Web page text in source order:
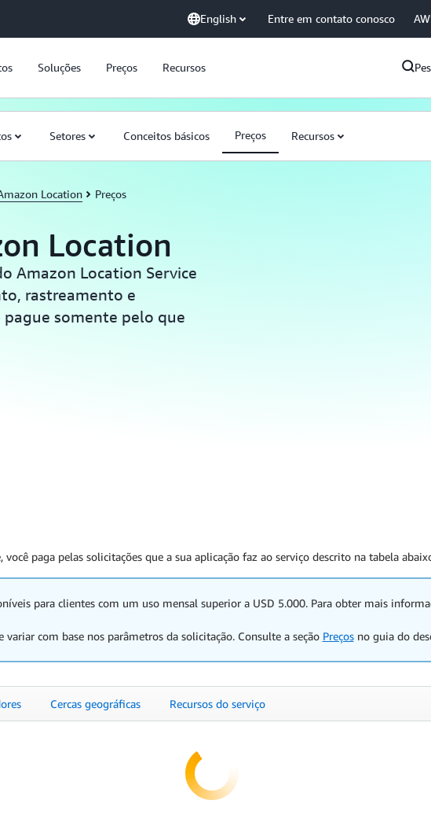
English Entre em contato conosco
Soluções Preços Recursos
Setores Conceitos básicos Preços Recursos
Location Preços
Location
Amazon Location Service
rastreamento e
pague somente pelo que
paga pelas solicitações que a sua aplicação faz ao serviço descrito na tabela
para clientes com um uso mensal superior a USD 5.000. Para obter mais
variar com base nos parâmetros da solicitação. Consulte a seção Preçosno guia do
Cercas geográficas Recursos do serviço